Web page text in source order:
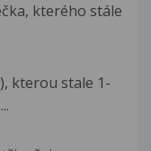
kterého stále
kterou stale 1-